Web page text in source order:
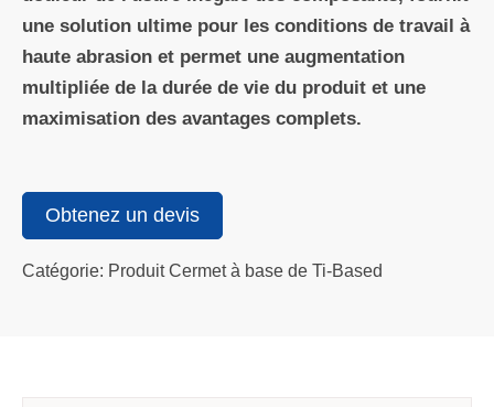
une solution ultime pour les conditions de travail à
haute abrasion et permet une augmentation
multipliée de la durée de vie du produit et une
maximisation des avantages complets.
Obtenez un devis
Catégorie: Produit Cermet à base de Ti-Based